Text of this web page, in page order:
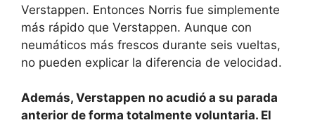
Verstappen. Entonces Norris fue simplemente
más rápido que Verstappen. Aunque con
neumáticos más frescos durante seis vueltas,
no pueden explicar la diferencia de velocidad.
Además, Verstappen no acudió a su parada
anterior de forma totalmente voluntaria. El